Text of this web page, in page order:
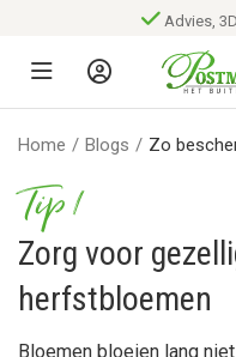
Advies,
Home / Blogs / Zo
Tip 1
Zorg voor
herfstbloemen
Bloemen bloeien lang